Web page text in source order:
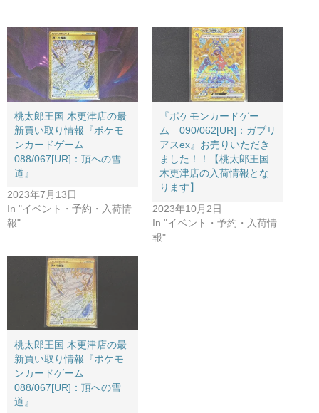
桃太郎王国 木更津店の最
新買い取り情報『ポケモ
ンカードゲーム
088/067[UR]：頂への雪
道』
2023年7月13日
In "イベント・予約・入荷情
報"
『ポケモンカードゲー
ム 090/062[UR]：ガブリ
アスex』お売りいただき
ました！！【桃太郎王国
木更津店の入荷情報とな
ります】
2023年10月2日
In "イベント・予約・入荷情
報"
桃太郎王国 木更津店の最
新買い取り情報『ポケモ
ンカードゲーム
088/067[UR]：頂への雪
道』